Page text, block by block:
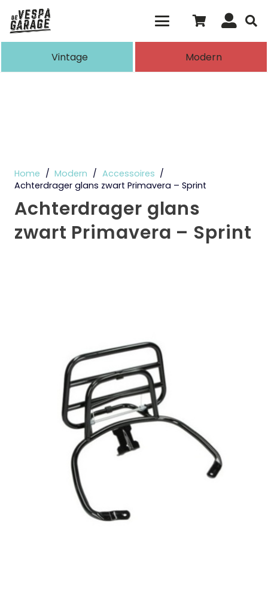
de resultaten voor automatisch
Vintage Modern
Home / Modern / Accessoires /
Achterdrager glans zwart Primavera – Sprint
Achterdrager glans
zwart Primavera – Sprint